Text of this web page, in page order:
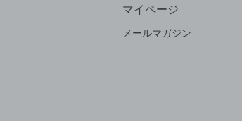
マイページ
メールマガジン